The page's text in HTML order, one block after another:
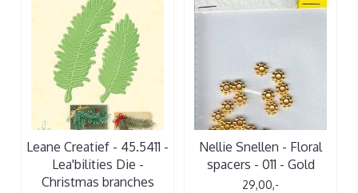
Leane Creatief - 45.5411 -
Lea'bilities Die -
Christmas branches
Nellie Snellen - Floral
spacers - 011 - Gold
29,00,-